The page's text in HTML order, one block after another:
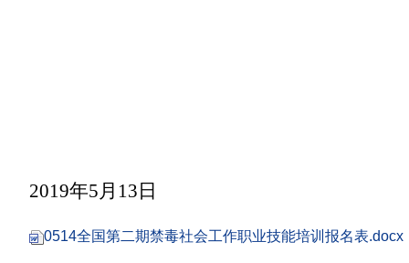
2019年5月 13 日
0514全国第二期禁毒社会工作职业技能培训报名表.docx